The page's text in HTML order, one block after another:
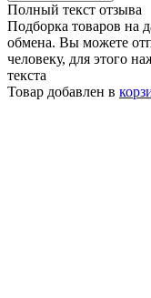
Полный текст отзыва
Подборка товаров на
обмена. Вы можете
человеку, для этого
текста
Товар добавлен в